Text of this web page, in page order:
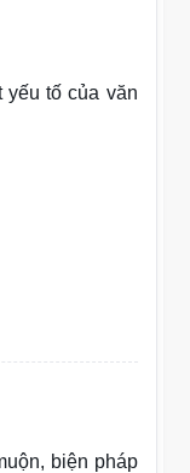
tố của văn
biện pháp